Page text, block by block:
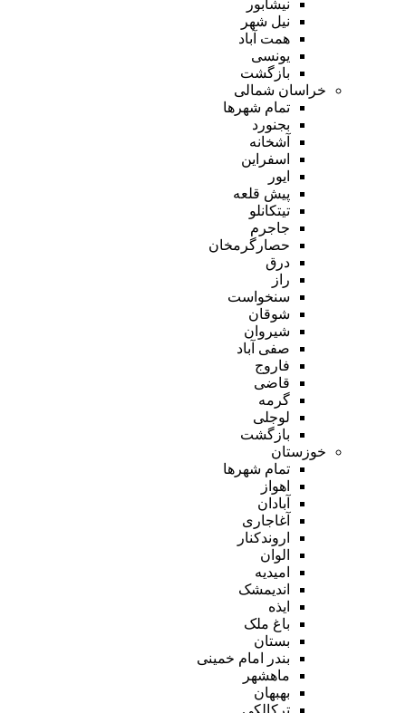
نیشابور
نیل شهر
همت آباد
یونسی
بازگشت
خراسان شمالی
تمام شهر‌ها
بجنورد
آشخانه
اسفراین
ایور
پیش قلعه
تیتکانلو
جاجرم
حصارگرمخان
درق
راز
سنخواست
شوقان
شیروان
صفی آباد
فاروج
قاضی
گرمه
لوجلی
بازگشت
خوزستان
تمام شهر‌ها
اهواز
آبادان
آغاجاری
اروندکنار
الوان
امیدیه
اندیمشک
ایذه
باغ ملک
بستان
بندر امام خمینی
ماهشهر
بهبهان
ترکالکی